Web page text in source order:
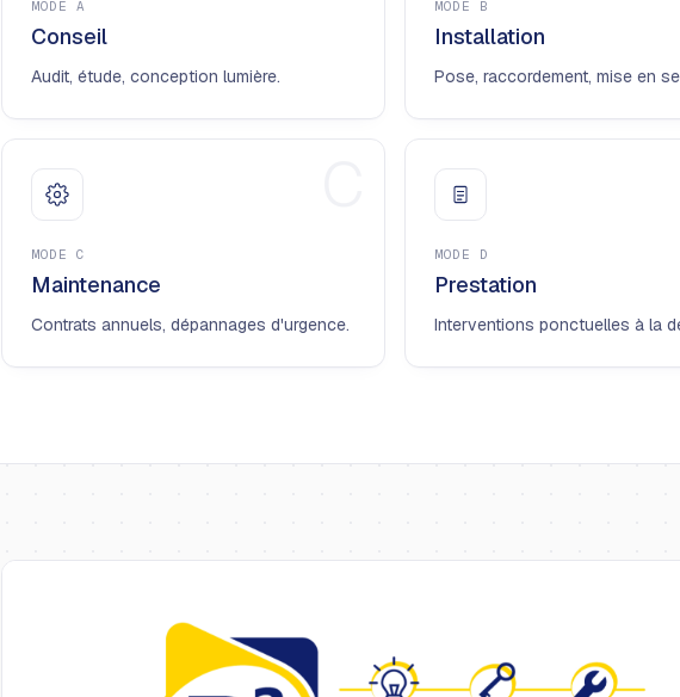
MODE A
Conseil
Audit, étude, conception lumière.
MODE B
Installation
Pose, raccordement, mise en
MODE C
Maintenance
Contrats annuels, dépannages d'urgence.
MODE D
Prestation
Interventions ponctuelles à la